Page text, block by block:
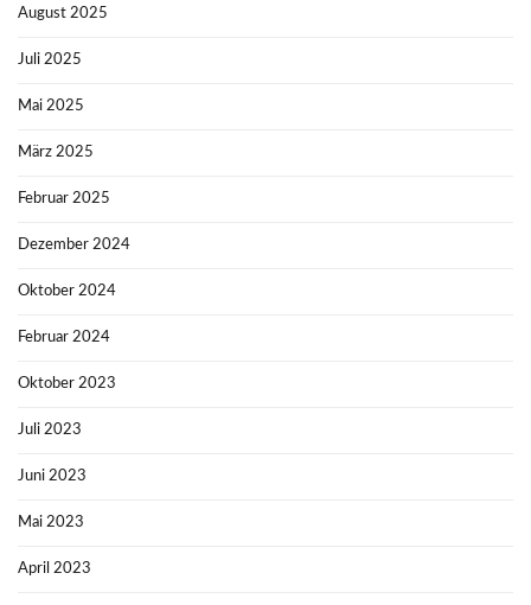
August 2025
Juli 2025
Mai 2025
März 2025
Februar 2025
Dezember 2024
Oktober 2024
Februar 2024
Oktober 2023
Juli 2023
Juni 2023
Mai 2023
April 2023